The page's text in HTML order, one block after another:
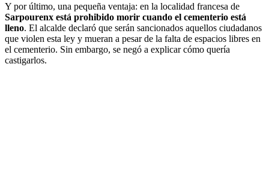
Y por último, una pequeña ventaja: en la localidad francesa de
Sarpourenx está prohibido morir cuando el cementerio está
lleno. El alcalde declaró que serán sancionados aquellos ciudadanos
que violen esta ley y mueran a pesar de la falta de espacios libres en
el cementerio. Sin embargo, se negó a explicar cómo quería
castigarlos.